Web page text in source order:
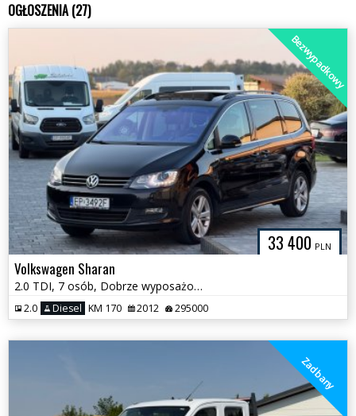
OGŁOSZENIA (27)
33 400 PLN
Bezwypadkowy
Volkswagen Sharan
2.0 TDI, 7 osób, Dobrze wyposażony, Zadbany
2.0 Diesel KM 170 2012 295000
Zadbany